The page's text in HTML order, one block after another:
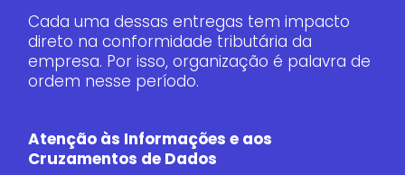
Cada uma dessas entregas tem impacto
direto na conformidade tributária da
empresa. Por isso, organização é palavra de
ordem nesse período.
Atenção às Informações e aos
Cruzamentos de Dados